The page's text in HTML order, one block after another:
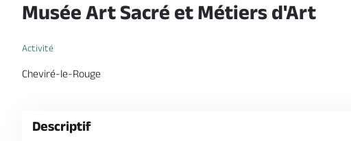
Musée Art Sacré et Métiers d'Art
Activité
Cheviré-le-Rouge
Descriptif